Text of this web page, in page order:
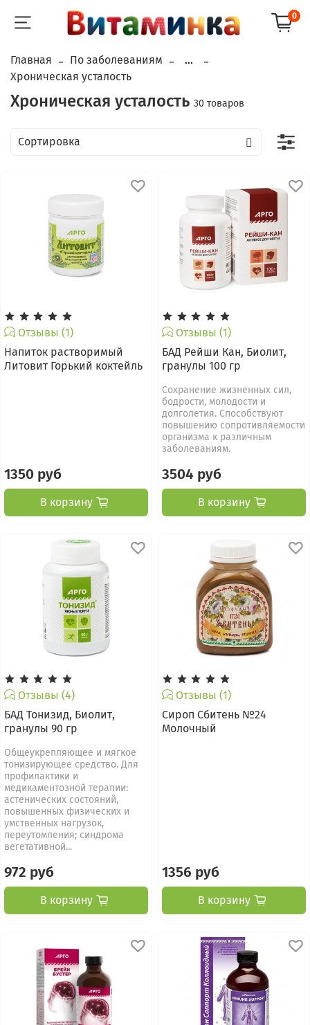
0
Главная По заболеваниям
...
Хроническая усталость
Хроническая усталость 30 товаров
Отзывы (1)
Напиток растворимый
Литовит Горький коктейль
1350 руб
В корзину
Отзывы (1)
БАД Рейши Кан, Биолит,
гранулы 100 гр
Сохранение жизненных сил,
бодрости, молодости и
долголетия. Способствуют
повышению сопротивляемости
организма к различным
заболеваниям.
3504 руб
В корзину
Отзывы (4)
БАД Тонизид, Биолит,
гранулы 90 гр
Общеукрепляющее и мягкое
тонизирующее средство. Для
профилактики и
медикаментозной терапии:
астенических состояний,
повышенных физических и
умственных нагрузок,
переутомления; синдрома
вегетативной...
972 руб
В корзину
Отзывы (1)
Сироп Сбитень №24
Молочный
1356 руб
В корзину